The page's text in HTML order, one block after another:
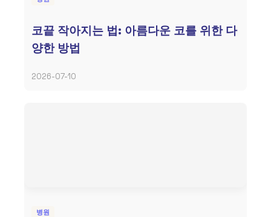
코끝 작아지는 법: 아름다운 코를 위한 다
양한 방법
2026-07-10
병원